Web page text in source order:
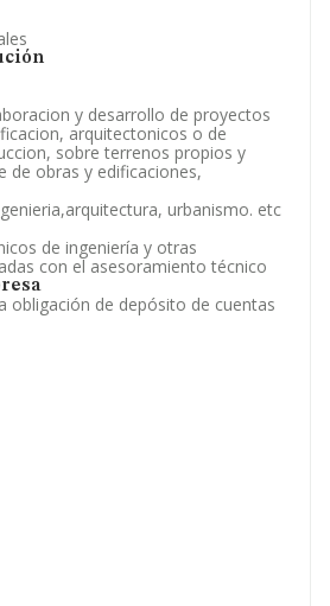
y desarrollo de proyectos
arquitectonicos o de
sobre terrenos propios y
de obras y edificaciones,
urbanismo. etc
de ingeniería y otras
con el asesoramiento técnico
obligación de depósito de cuentas